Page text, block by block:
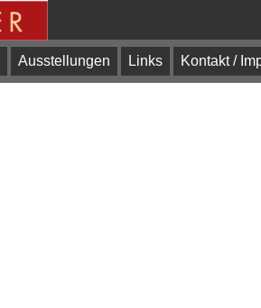
Ausstellungen Links Kontakt /